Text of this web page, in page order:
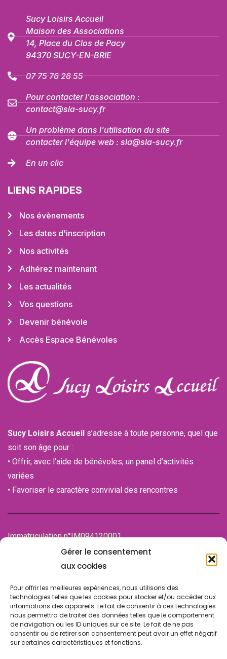
Gérer le consentement
aux cookies
Pour offrir les meilleures expériences, nous utilisons des
technologies telles que les cookies pour stocker et/ou accéder aux
informations des appareils. Le fait de consentir à ces technologies
nous permettra de traiter des données telles que le comportement
de navigation ou les ID uniques sur ce site. Le fait de ne pas
consentir ou de retirer son consentement peut avoir un effet négatif
sur certaines caractéristiques et fonctions.
Sucy Loisirs Accueil
Maison des Associations
14, Place du Clos de Pacy
94370 SUCY-EN-BRIE
07 75 76 26 55
Pour contacter l'association :
contact@sla-sucy.fr
Un problème dans l'utilisation du site
contacter l'équipe web : sla@sla-sucy.fr
En un clic
LIENS RAPIDES
Nos évènements
Les dates d'inscription
Nos activités
Adhérez maintenant
Les actualités
Vos questions
Devenir bénévole
Accès Espace Bénévoles
Sucy Loisirs Accueil s’adresse à toute personne, quel que
soit son âge pour :
• Offrir, avec l’aide de bénévoles, un panel d’activités
variées
• Favoriser le caractère convivial des rencontres
Immatriculation n°IM094120001
de la Chambre des associations (CDA)
94100 SAINT-MAUR-DES-FOSSES